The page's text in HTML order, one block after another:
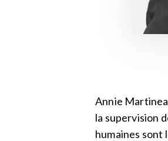
Annie
la supervision
humaines sont